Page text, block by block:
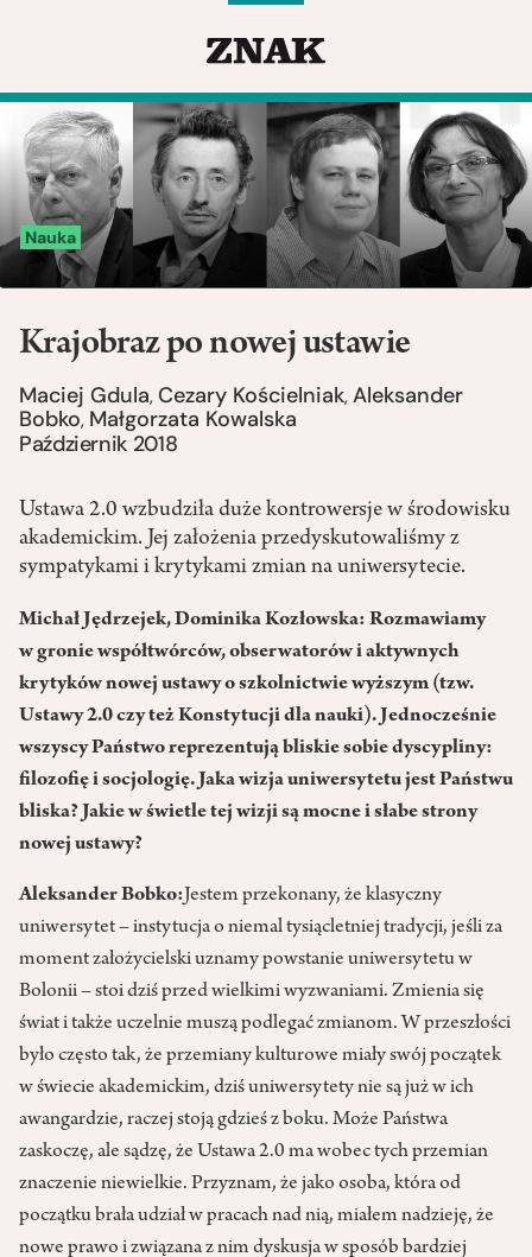
Nauka
Krajobraz po nowej ustawie
Maciej Gdula,Cezary Kościelniak,Aleksander
Bobko, Małgorzata Kowalska
Październik 2018
Ustawa 2.0 wzbudziła duże kontrowersje w środowisku
akademickim. Jej założenia przedyskutowaliśmy z
sympatykami i krytykami zmian na uniwersytecie.
Michał Jędrzejek, Dominika Kozłowska: Rozmawiamy
w gronie współtwórców, obserwatorów i aktywnych
krytyków nowej ustawy o szkolnictwie wyższym (tzw.
Ustawy 2.0 czy też Konstytucji dla nauki). Jednocześnie
wszyscy Państwo reprezentują bliskie sobie dyscypliny:
filozofię i socjologię. Jaka wizja uniwersytetu jest Państwu
bliska? Jakie w świetle tej wizji są mocne i słabe strony
nowej ustawy?
Aleksander Bobko: Jestem przekonany, że klasyczny
uniwersytet – instytucja o niemal tysiącletniej tradycji, jeśli za
moment założycielski uznamy powstanie uniwersytetu w
Bolonii – stoi dziś przed wielkimi wyzwaniami. Zmienia się
świat i także uczelnie muszą podlegać zmianom. W przeszłości
było często tak, że przemiany kulturowe miały swój początek
w świecie akademickim, dziś uniwersytety nie są już w ich
awangardzie, raczej stoją gdzieś z boku. Może Państwa
zaskoczę, ale sądzę, że Ustawa 2.0 ma wobec tych przemian
znaczenie niewielkie. Przyznam, że jako osoba, która od
początku brała udział w pracach nad nią, miałem nadzieję, że
nowe prawo i związana z nim dyskusja w sposób bardziej